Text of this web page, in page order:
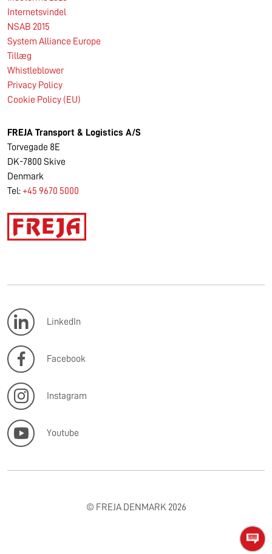
Internetsvindel
NSAB 2015
System Alliance Europe
Tillæg
Whistleblower
Privacy Policy
Cookie Policy (EU)
FREJA Transport & Logistics A/S
Torvegade 8E
DK-7800 Skive
Denmark
Tel: +45 9670 5000
LinkedIn
Facebook
Instagram
Youtube
© FREJA DENMARK 2026